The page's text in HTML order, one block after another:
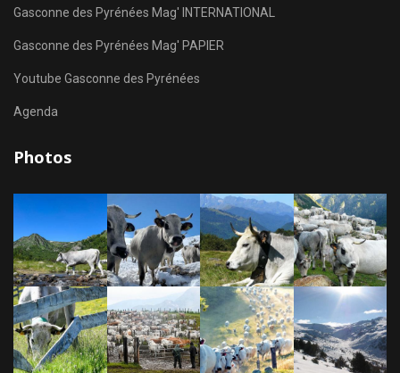
Gasconne des Pyrénées Mag' INTERNATIONAL
Gasconne des Pyrénées Mag' PAPIER
Youtube Gasconne des Pyrénées
Agenda
Photos